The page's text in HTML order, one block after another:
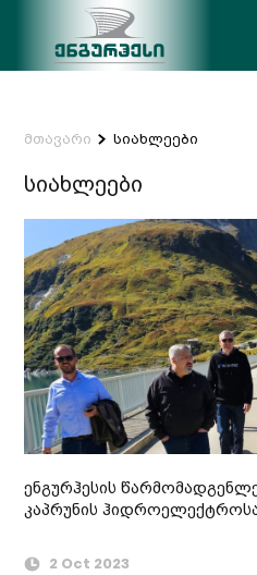
მთავარი სიახლეები
სიახლეები
ენგურჰესის
კაპრუნის
2 Oct 2023